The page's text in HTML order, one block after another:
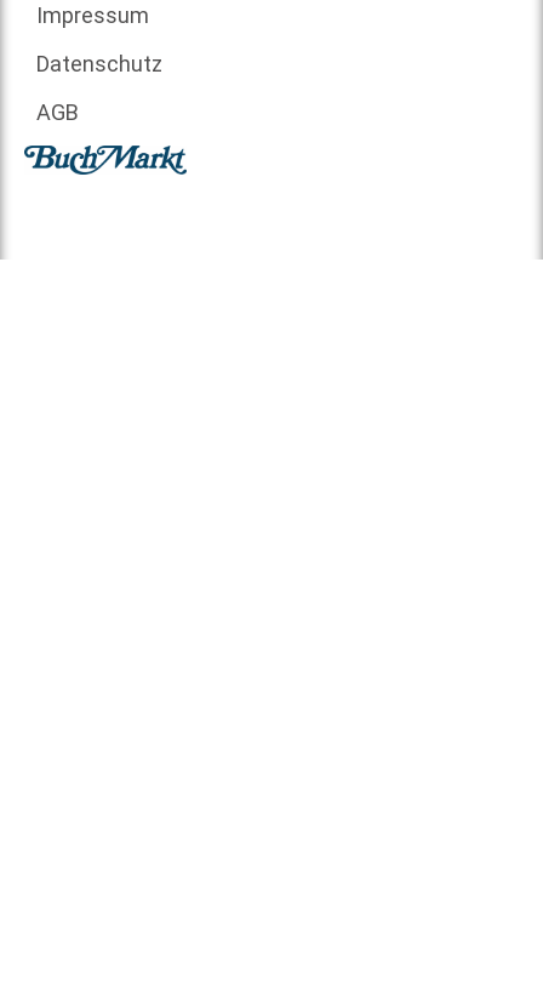
Impressum
Datenschutz
AGB